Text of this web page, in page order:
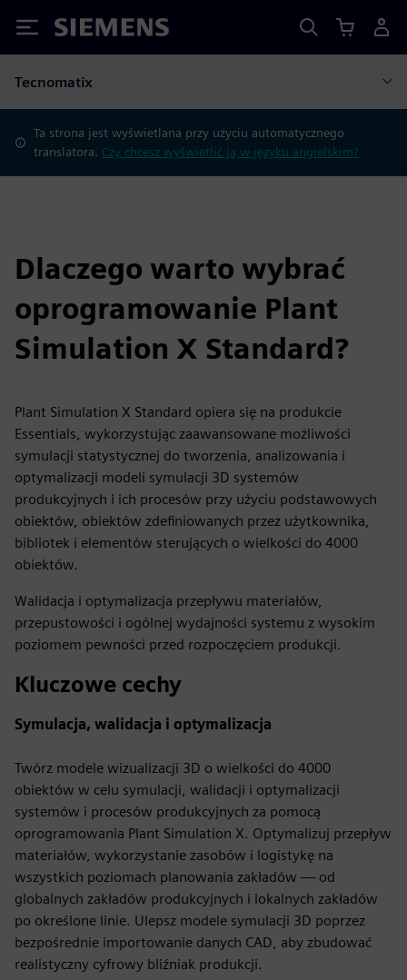
Siemens
Tecnomatix
Ta strona jest wyświetlana przy użyciu automatycznego
translatora. Czy chcesz wyświetlić ją w języku angielskim?
Dlaczego warto wybrać
oprogramowanie Plant
Simulation X Standard?
Plant Simulation X Standard opiera się na produkcie
Essentials, wykorzystując zaawansowane możliwości
symulacji statystycznej do tworzenia, analizowania i
optymalizacji modeli symulacji 3D systemów
produkcyjnych i ich procesów przy użyciu podstawowych
obiektów, obiektów zdefiniowanych przez użytkownika,
bibliotek i elementów sterujących o wielkości do 4000
obiektów.
Walidacja i optymalizacja przepływu materiałów,
przepustowości i ogólnej wydajności systemu z wysokim
poziomem pewności przed rozpoczęciem produkcji.
Kluczowe cechy
Symulacja, walidacja i optymalizacja
Twórz modele wizualizacji 3D o wielkości do 4000
obiektów w celu symulacji, walidacji i optymalizacji
systemów i procesów produkcyjnych za pomocą
oprogramowania Plant Simulation X. Optymalizuj przepływ
materiałów, wykorzystanie zasobów i logistykę na
wszystkich poziomach planowania zakładów — od
globalnych zakładów produkcyjnych i lokalnych zakładów
po określone linie. Ulepsz modele symulacji 3D poprzez
bezpośrednie importowanie danych CAD, aby zbudować
realistyczny cyfrowy bliźniak produkcji.